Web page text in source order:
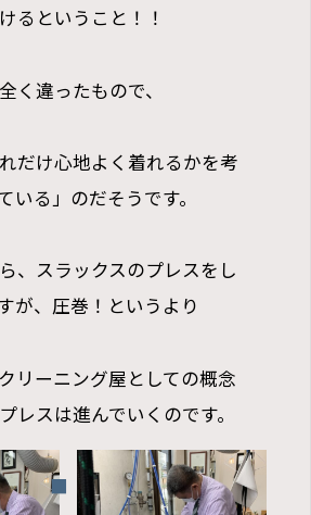
るということ！！
く違ったもので、
だけ心地よく着れるかを考
いる」のだそうです。
、スラックスのプレスをし
が、圧巻！というより
リーニング屋としての概念
レスは進んでいくのです。